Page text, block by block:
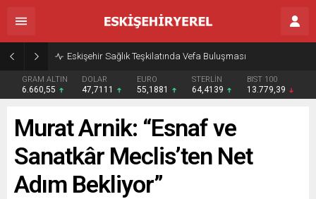
Eskişehir Sağlık Teşkilatında Vefa Buluşması
GRAM ALTIN
6.660,55
DOLAR
47,7111
EURO
55,1881
STERLİN
64,4139
BIST 100
13.779,39
Murat Arnik: “Esnaf ve
Sanatkâr Meclis’ten Net
Adım Bekliyor”